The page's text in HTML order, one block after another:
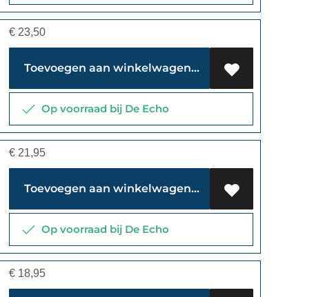
€ 23,50
Toevoegen aan winkelwagen
Op voorraad bij De Echo
€ 21,95
Toevoegen aan winkelwagen
Op voorraad bij De Echo
€ 18,95